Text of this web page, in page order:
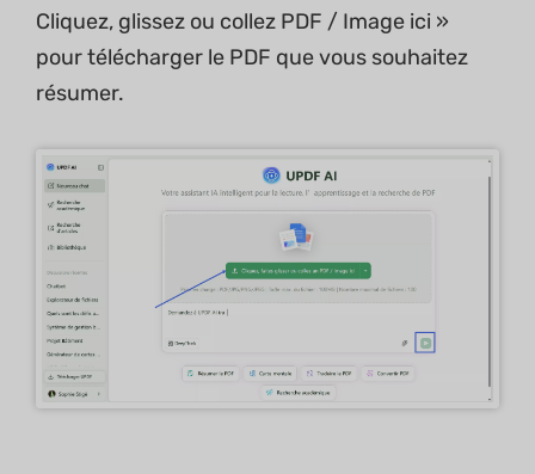
Cliquez, glissez ou collez PDF / Image ici »
pour télécharger le PDF que vous souhaitez
résumer.